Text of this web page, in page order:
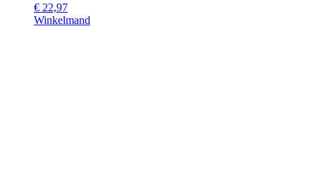
€ 22,97
Winkelmand